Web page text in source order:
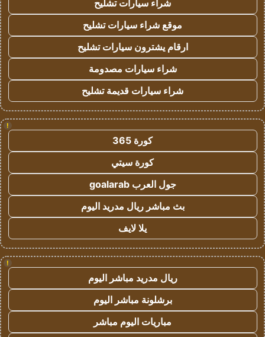
شراء سيارات تشليح
موقع شراء سيارات تشليح
ارقام يشترون سيارات تشليح
شراء سيارات مصدومة
شراء سيارات قديمة تشليح
!
كورة 365
كورة سيتي
جول العرب goalarab
بث مباشر ريال مدريد اليوم
يلا لايف
!
ريال مدريد مباشر اليوم
برشلونة مباشر اليوم
مباريات اليوم مباشر